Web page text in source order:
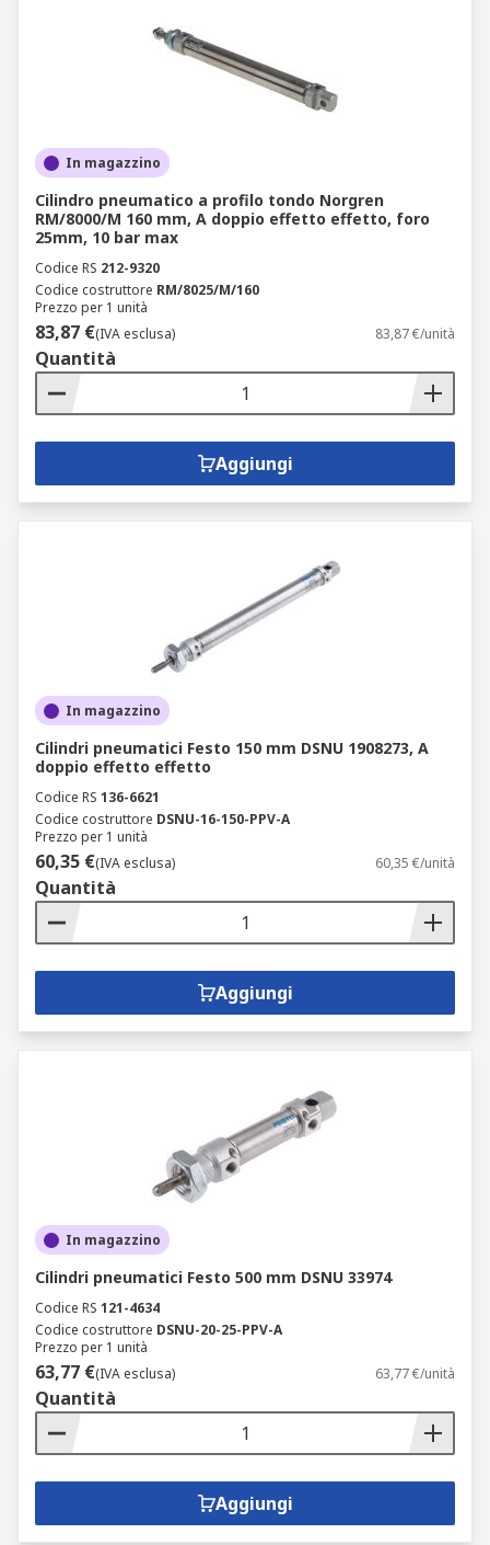
In magazzino
Cilindro pneumatico a profilo tondo Norgren
RM/8000/M 160 mm, A doppio effetto effetto, foro
25mm, 10 bar max
Codice RS 212-9320
Codice costruttore RM/8025/M/160
Prezzo per 1 unità
83,87 €(IVA esclusa) 83,87 €/unità
Quantità
Aggiungi
In magazzino
Cilindri pneumatici Festo 150 mm DSNU 1908273, A
doppio effetto effetto
Codice RS 136-6621
Codice costruttore DSNU-16-150-PPV-A
Prezzo per 1 unità
60,35 €(IVA esclusa) 60,35 €/unità
Quantità
Aggiungi
In magazzino
Cilindri pneumatici Festo 500 mm DSNU 33974
Codice RS 121-4634
Codice costruttore DSNU-20-25-PPV-A
Prezzo per 1 unità
63,77 €(IVA esclusa) 63,77 €/unità
Quantità
Aggiungi